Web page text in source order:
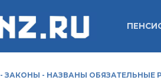
- ЗАКОНЫ - НАЗВАНЫ ОБЯЗАТЕЛЬНЫЕ